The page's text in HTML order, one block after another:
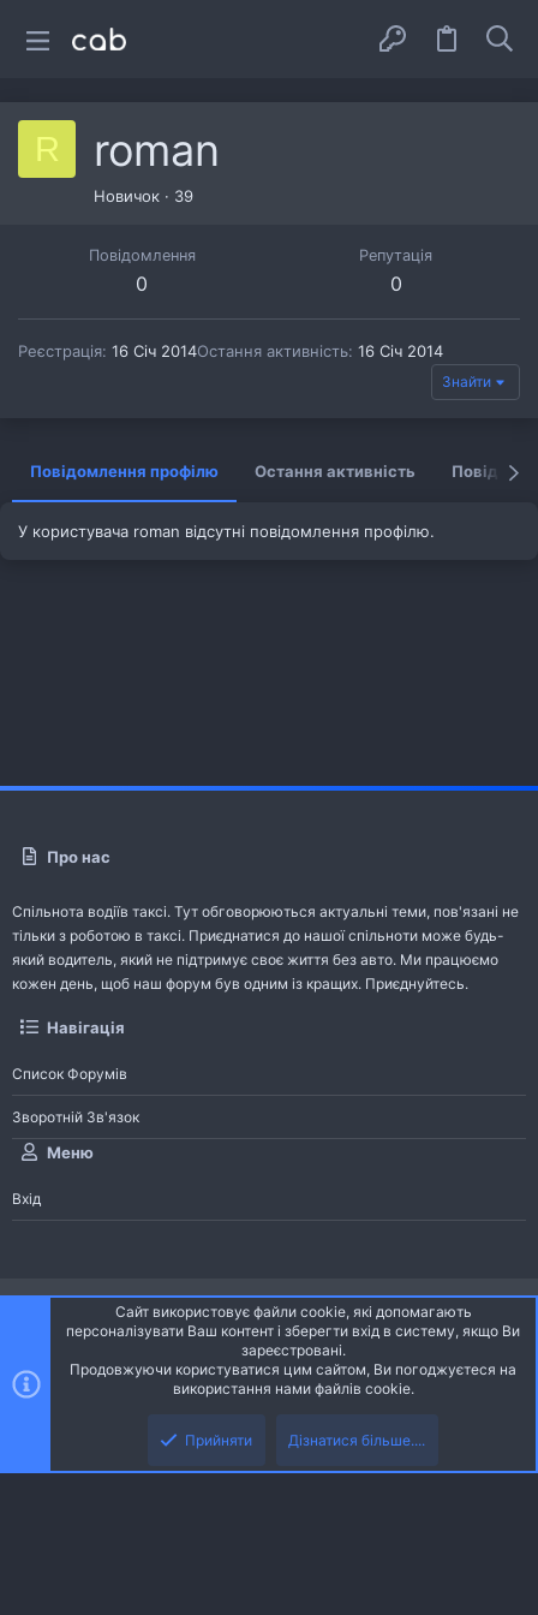
R roman
Новичок · 39
Повідомлення
0
Репутація
0
Реєстрація 16 Січ 2014Остання активність 16 Січ 2014
Знайти
Повідомлення профілю Остання активність
У користувача roman відсутні повідомлення профілю.
Про нас
Спільнота водіїв таксі. Тут обговорюються актуальні теми, пов'язані не
тільки з роботою в таксі. Приєднатися до нашої спільноти може будь-
який водитель, який не підтримує своє життя без авто. Ми працюємо
кожен день, щоб наш форум був одним із кращих. Приєднуйтесь.
Навігація
Список Форумів
Зворотній Зв'язок
Меню
Вхід
Ніч
Українська (UA)
S
Community platform by XenForo® © 2010-2026 XenForo Ltd.
Community platform by XenForo © 2010-2022 XenForo Ltd. | dev: Pages
Сайт використовує файли cookie, які допомагають
персоналізувати Ваш контент і зберегти вхід в систему, якщо Ви
зареєстровані.
Продовжуючи користуватися цим сайтом, Ви погоджуєтеся на
використання нами файлів cookie.
Прийняти Дізнатися більше....